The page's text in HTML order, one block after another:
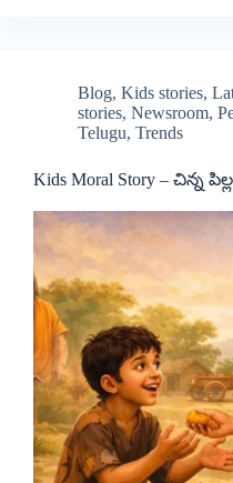
Blog, Kids stories,
stories, Newsroom,
Telugu, Trends
Kids Moral Story – చిన్న